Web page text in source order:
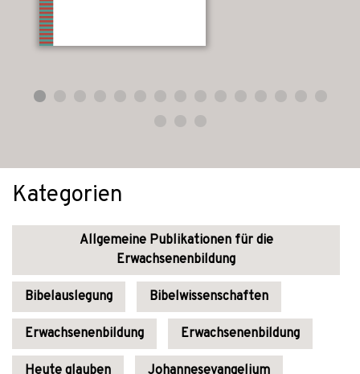
Kategorien
Allgemeine Publikationen für die
Erwachsenenbildung
Bibelauslegung Bibelwissenschaften
Erwachsenenbildung Erwachsenenbildung
Heute glauben Johannesevangelium